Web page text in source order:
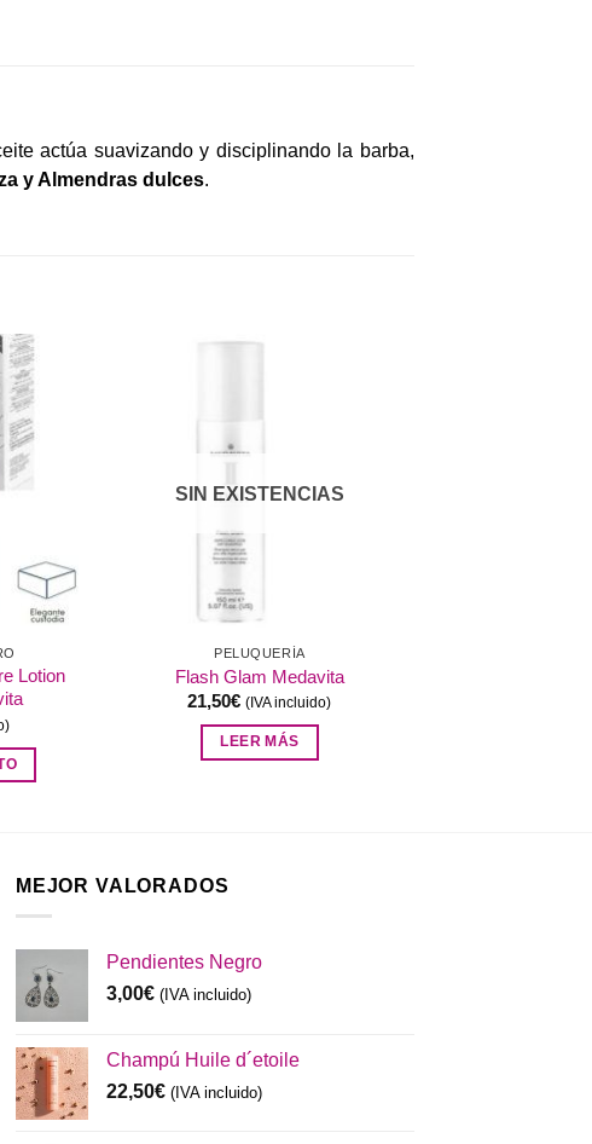
actúa suavizando y disciplinando la barba,
y Almendras dulces
Añadir
a la
lista de
deseos
Lotion
SIN EXISTENCIAS
PELUQUERÍA
Flash Glam Medavita
21,50€ (IVA incluido)
LEER MÁS
MEJOR VALORADOS
Pendientes Negro
3,00€ (IVA incluido)
Champú Huile d´etoile
22,50€ (IVA incluido)